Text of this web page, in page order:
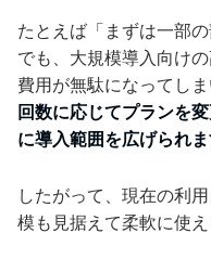
たとえば「まずは一部
でも、大規模導入向け
費用が無駄になってしま
回数に応じてプランを
に導入範囲を広げられま
したがって、現在の利
模も見据えて柔軟に使